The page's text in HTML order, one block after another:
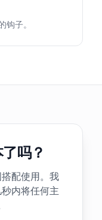
子。
吗？
配使用。我
内将任何主